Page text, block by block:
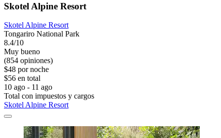
Skotel Alpine Resort
Skotel Alpine Resort
Tongariro National Park
8.4/10
Muy bueno
(854 opiniones)
$48 por noche
$56 en total
10 ago - 11 ago
Total con impuestos y cargos
Skotel Alpine Resort